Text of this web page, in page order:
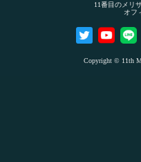
11番目のメリ
オフ
Copyright © 11th